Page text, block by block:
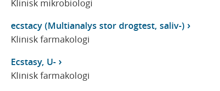
Klinisk mikrobiologi
ecstacy (Multianalys stor drogtest, saliv-)
Klinisk farmakologi
Ecstasy, U-
Klinisk farmakologi